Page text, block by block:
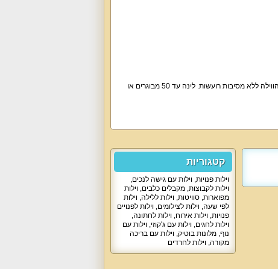
משפחות, זוגות, קבוצות חברים, קהל דתי, שבת חתן, חתונות, בר/בת מצווה, ימי גיבוש, ימי הולדת. הווילה ללא מסיבות רועשות. לינה עד 50 מבוגרים או
קטגוריות
וילות פנויות, וילות עם גישה לנכים,
וילות לקבוצות, מקבלים כלבים, וילות
מפוארות, סוויטות, וילות ללילה, וילות
לפי שעה, וילות לצילומים, וילות לפנויים
פנויות, וילות אירוח, וילות לחתונה,
וילות לחגים, וילות עם ג'קוזי, וילות עם
נוף, מלונות בוטיק, וילות עם בריכה
מקורה, וילות לחרדים